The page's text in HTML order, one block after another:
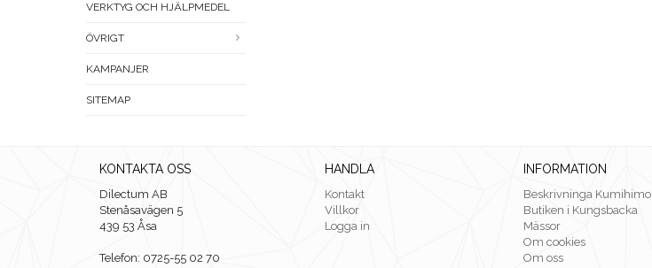
VERKTYG OCH HJÄLPMEDEL
ÖVRIGT
KAMPANJER
SITEMAP
KONTAKTA OSS
Dilectum AB
Stenåsavägen 5
439 53 Åsa
Telefon: 0725-55 02 70
HANDLA
Kontakt
Villkor
Logga in
INFORMATION
Beskrivninga Kumihimo
Butiken i Kungsbacka
Mässor
Om cookies
Om oss